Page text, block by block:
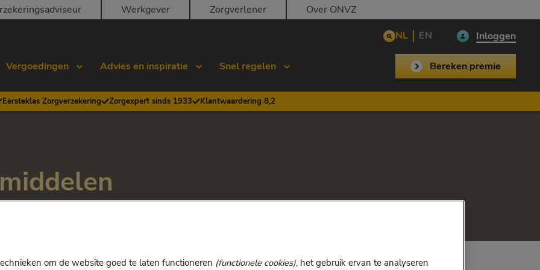
Werkgever Zorgverlener
Over ONVZ
NL EN Inloggen
Vergoedingen Advies en inspiratie Snel regelen Bereken premie
Eersteklas Zorgverzekering Zorgexpert sinds 1933 Klantwaardering 8,2
om de website goed te laten functioneren (functionele cookies), het gebruik ervan te analyseren